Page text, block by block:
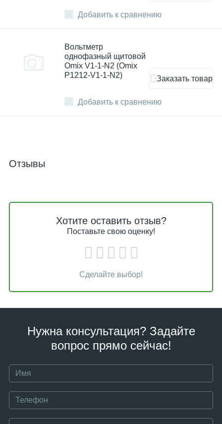
Добавить к сравнению
Добавить к сравнению
Вольтметр
однофазный щитовой
Omix V1-1-N2 (Omix
P1212-V1-1-N2)
Заказать товар
Отзывы
Хотите оставить отзыв?
Поставьте свою оценку!
Сделайте выбор!
Нужна консультация? Задайте
вопрос прямо сейчас!